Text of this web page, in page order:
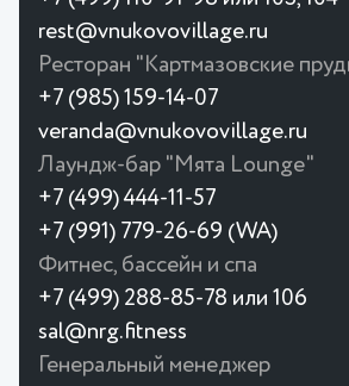
rest@vnukovovillage.ru
Ресторан "Картмазовские
+7 (985) 159-14-07
veranda@vnukovovillage.ru
Лаундж-бар "Мята Lounge"
+7 (499) 444-11-57
+7 (991) 779-26-69 (WA)
Фитнес, бассейн и спа
+7 (499) 288-85-78 или 106
sal@nrg.fitness
Генеральный менеджер